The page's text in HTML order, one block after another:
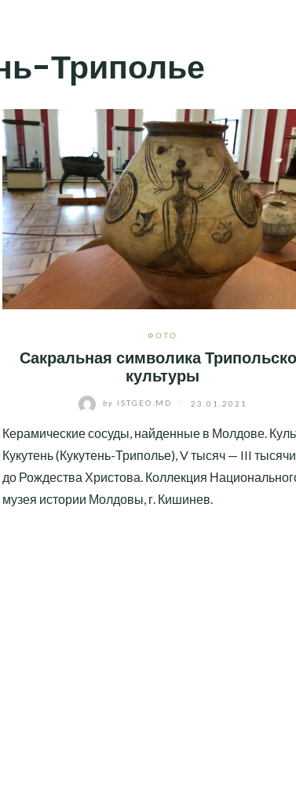
Триполье
ФОТО
Сакральная символика
культуры
by ISTGEO.MD 23.01.2021
Керамические сосуды, найденные в Молдове.
Кукутень (Кукутень-Триполье), V тысяч — III
до Рождества Христова. Коллекция
музея истории Молдовы, г. Кишинев.